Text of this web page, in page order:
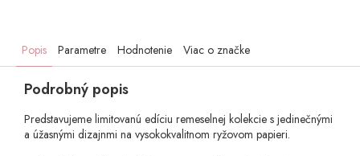
Popis Parametre Hodnotenie Viac o značke
Podrobný popis
Predstavujeme limitovanú edíciu remeselnej kolekcie s jedinečnými
a úžasnými dizajnmi na vysokokvalitnom ryžovom papieri.